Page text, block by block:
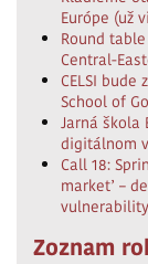
Európe (už
Round
Central-
CELSI
School of
Jarná škola
digitálnom
Call 18:
market’ –
Zoznam